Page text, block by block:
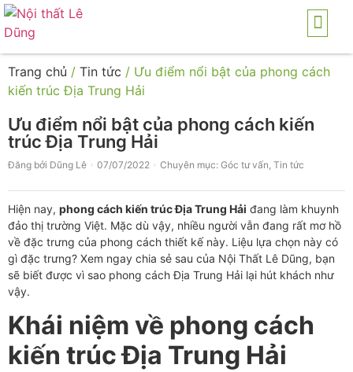
Trang chủ / Tin tức / Ưu điểm nổi bật của phong cách
kiến trúc Địa Trung Hải
Ưu điểm nổi bật của phong cách kiến
trúc Địa Trung Hải
Đăng bởi Dũng Lê 07/07/2022 Chuyên mục: Góc tư vấn, Tin tức
Hiện nay, phong cách kiến trúc Địa Trung Hải đang làm khuynh
đảo thị trường Việt. Mặc dù vậy, nhiều người vẫn đang rất mơ hồ
về đặc trưng của phong cách thiết kế này. Liệu lựa chọn này có
gì đặc trưng? Xem ngay chia sẻ sau của Nội Thất Lê Dũng, bạn
sẽ biết được vì sao phong cách Địa Trung Hải lại hút khách như
vậy.
Khái niệm về phong cách
kiến trúc Địa Trung Hải